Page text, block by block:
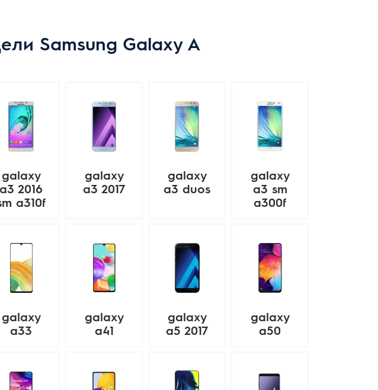
Samsung Galaxy A
galaxy
a3 2016
a310f
galaxy
a3 2017
galaxy
a3 duos
galaxy
a3 sm
a300f
galaxy
a33
galaxy
a41
galaxy
a5 2017
galaxy
a50